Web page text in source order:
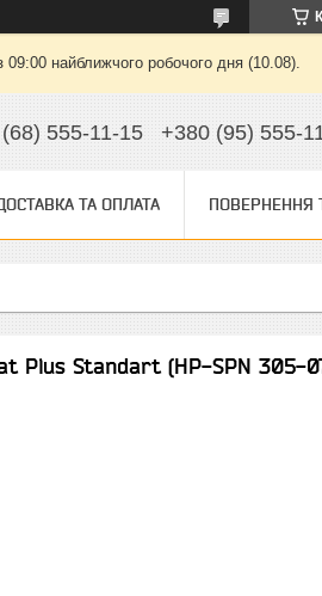
09:00 найближчого робочого дня (10.08).
555-11-15 +380 (95) 555-
ТА ОПЛАТА ПОВЕРНЕННЯ
Plus Standart (HP-SPN 305-